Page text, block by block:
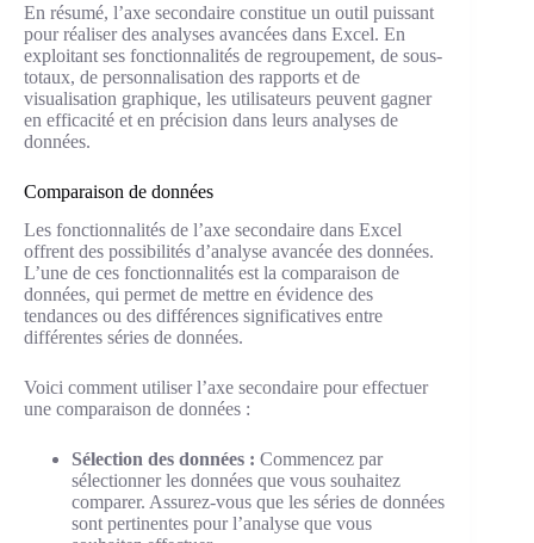
En résumé, l’axe secondaire constitue un outil puissant
pour réaliser des analyses avancées dans Excel. En
exploitant ses fonctionnalités de regroupement, de sous-
totaux, de personnalisation des rapports et de
visualisation graphique, les utilisateurs peuvent gagner
en efficacité et en précision dans leurs analyses de
données.
Comparaison de données
Les fonctionnalités de l’axe secondaire dans Excel
offrent des possibilités d’analyse avancée des données.
L’une de ces fonctionnalités est la comparaison de
données, qui permet de mettre en évidence des
tendances ou des différences significatives entre
différentes séries de données.
Voici comment utiliser l’axe secondaire pour effectuer
une comparaison de données :
Sélection des données : Commencez par
sélectionner les données que vous souhaitez
comparer. Assurez-vous que les séries de données
sont pertinentes pour l’analyse que vous